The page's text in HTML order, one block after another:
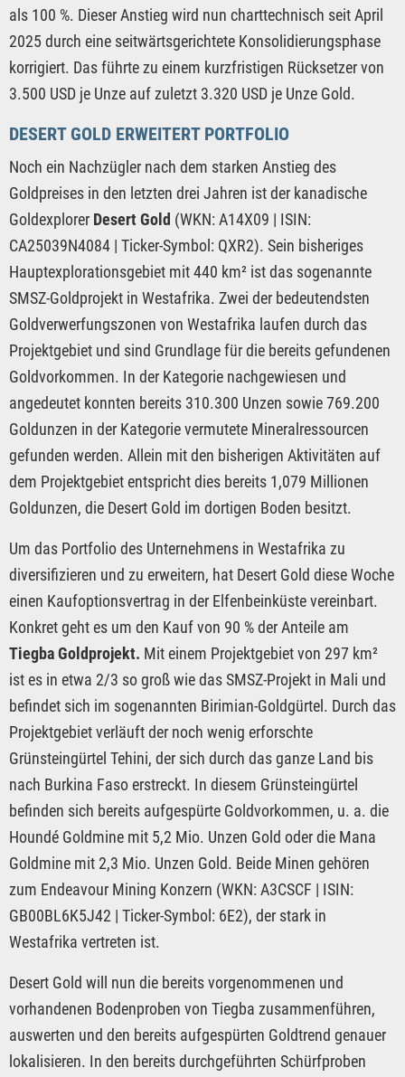
als 100 %. Dieser Anstieg wird nun charttechnisch seit April
2025 durch eine seitwärtsgerichtete Konsolidierungsphase
korrigiert. Das führte zu einem kurzfristigen Rücksetzer von
3.500 USD je Unze auf zuletzt 3.320 USD je Unze Gold.
DESERT GOLD ERWEITERT PORTFOLIO
Noch ein Nachzügler nach dem starken Anstieg des
Goldpreises in den letzten drei Jahren ist der kanadische
Goldexplorer Desert Gold (WKN: A14X09 | ISIN:
CA25039N4084 | Ticker-Symbol: QXR2). Sein bisheriges
Hauptexplorationsgebiet mit 440 km² ist das sogenannte
SMSZ-Goldprojekt in Westafrika. Zwei der bedeutendsten
Goldverwerfungszonen von Westafrika laufen durch das
Projektgebiet und sind Grundlage für die bereits gefundenen
Goldvorkommen. In der Kategorie nachgewiesen und
angedeutet konnten bereits 310.300 Unzen sowie 769.200
Goldunzen in der Kategorie vermutete Mineralressourcen
gefunden werden. Allein mit den bisherigen Aktivitäten auf
dem Projektgebiet entspricht dies bereits 1,079 Millionen
Goldunzen, die Desert Gold im dortigen Boden besitzt.
Um das Portfolio des Unternehmens in Westafrika zu
diversifizieren und zu erweitern, hat Desert Gold diese Woche
einen Kaufoptionsvertrag in der Elfenbeinküste vereinbart.
Konkret geht es um den Kauf von 90 % der Anteile am
Tiegba Goldprojekt. Mit einem Projektgebiet von 297 km²
ist es in etwa 2/3 so groß wie das SMSZ-Projekt in Mali und
befindet sich im sogenannten Birimian-Goldgürtel. Durch das
Projektgebiet verläuft der noch wenig erforschte
Grünsteingürtel Tehini, der sich durch das ganze Land bis
nach Burkina Faso erstreckt. In diesem Grünsteingürtel
befinden sich bereits aufgespürte Goldvorkommen, u. a. die
Houndé Goldmine mit 5,2 Mio. Unzen Gold oder die Mana
Goldmine mit 2,3 Mio. Unzen Gold. Beide Minen gehören
zum Endeavour Mining Konzern (WKN: A3CSCF | ISIN:
GB00BL6K5J42 | Ticker-Symbol: 6E2), der stark in
Westafrika vertreten ist.
Desert Gold will nun die bereits vorgenommenen und
vorhandenen Bodenproben von Tiegba zusammenführen,
auswerten und den bereits aufgespürten Goldtrend genauer
lokalisieren. In den bereits durchgeführten Schürfproben